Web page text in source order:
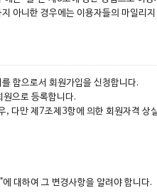
아니한 경우에는 이용자들의 마일리
함으로서 회원가입을 신청합니다.
원으로 등록합니다.
, 다만 제7조제3항에 의한 회원자격 상
대하여 그 변경사항을 알려야 합니다.